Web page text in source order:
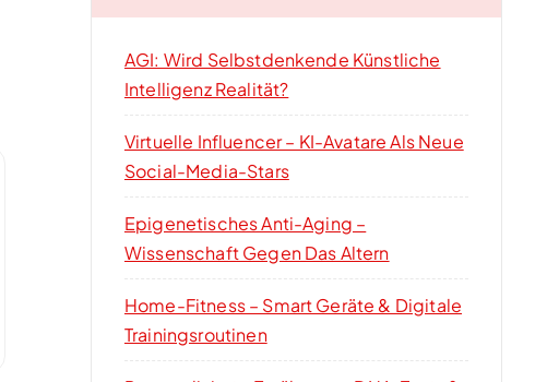
AGI: Wird Selbstdenkende Künstliche
Intelligenz Realität?
Virtuelle Influencer – KI-Avatare Als Neue
Social-Media-Stars
Epigenetisches Anti-Aging –
Wissenschaft Gegen Das Altern
Home-Fitness – Smart Geräte & Digitale
Trainingsroutinen